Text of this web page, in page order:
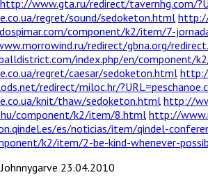
http://www.gta.ru/redirect/tavernhg.com/
regret/sound/sedoketon.html
component/k2/item/7-
redirect/gbna.org/
index.php/en/component/
regret/caesar/sedoketon.html
redirect/miloc.hr/
knit/thaw/sedoketon.html http://
component/k2/item/8.html http://
es/noticias/item/qindel-
k2/item/2-be-kind-whenever-
Johnnygarve 23.04.2010